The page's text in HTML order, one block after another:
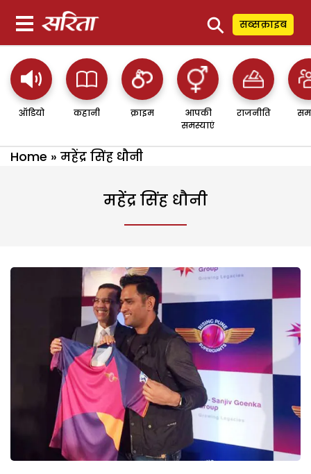
⚲ सब्सक्राइब
ऑडियो कहानी क्राइम
आपकी
समस्याएं
राजनीति
Home » महेंद्र सिंह धौनी
महेंद्र सिंह धौनी